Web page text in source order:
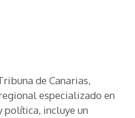
de Canarias,
especializado en
política, incluye un